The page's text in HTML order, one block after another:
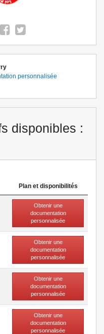
personnalisée
disponibles :
Plan et disponibilités
Obtenir une
documentation
personnalisée
Obtenir une
documentation
personnalisée
Obtenir une
documentation
personnalisée
Obtenir une
documentation
personnalisée